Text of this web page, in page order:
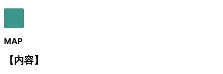
ア
ン
リ
ン
MAP
【内容】